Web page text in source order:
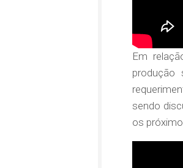
Em
produção
sendo
os